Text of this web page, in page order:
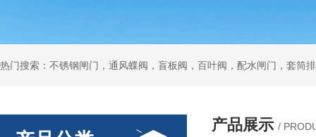
热门搜索：不锈钢闸门，通风蝶阀，盲板阀，百叶阀，配水闸门，套筒
产品展示 /